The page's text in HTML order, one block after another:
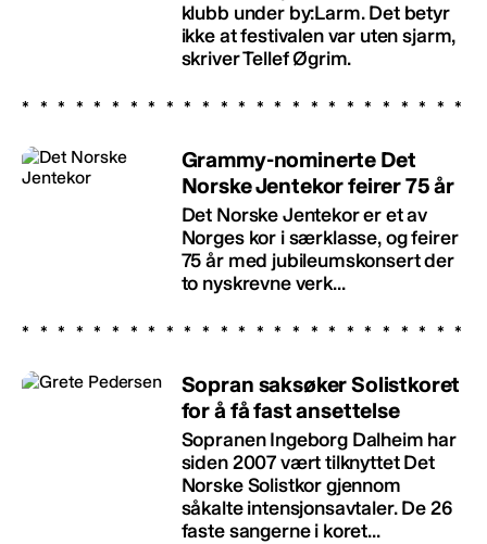
klubb under by:Larm. Det betyr
ikke at festivalen var uten sjarm,
skriver Tellef Øgrim.
Grammy-nominerte Det
Norske Jentekor feirer 75 år
Det Norske Jentekor er et av
Norges kor i særklasse, og feirer
75 år med jubileumskonsert der
to nyskrevne verk...
Sopran saksøker Solistkoret
for å få fast ansettelse
Sopranen Ingeborg Dalheim har
siden 2007 vært tilknyttet Det
Norske Solistkor gjennom
såkalte intensjonsavtaler. De 26
faste sangerne i koret...